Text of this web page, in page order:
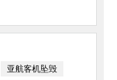
亚航客机坠毁